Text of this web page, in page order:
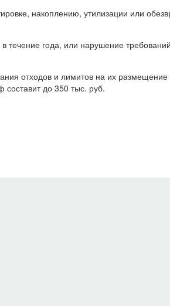
накоплению, утилизации или
течение года, или нарушение
отходов и лимитов на их
до 350 тыс. руб.